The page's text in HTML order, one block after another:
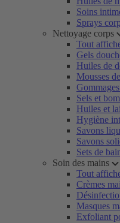
Soins
Sprays
Nettoyage corps
Tout
Gels
Huiles de
Mousses
Sels et
Huiles et
Hygiène
Savons
Savons
Sets de
Soin des mains
Tout
Crèmes
Masques
Exfoliant